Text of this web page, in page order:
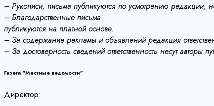
– Рукописи, письма публикуются по усмотрению редакции,
– Благодарственные письма
публикуются на платной основе.
– За содержание рекламы и объявлений редакция
– За достоверность сведений ответственность несут авторы
Газета “Местные ведомости”
Директор: